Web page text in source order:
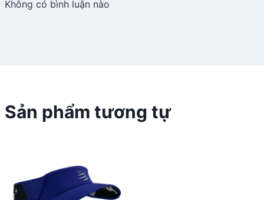
Không có bình luận nào
Sản phẩm tương tự